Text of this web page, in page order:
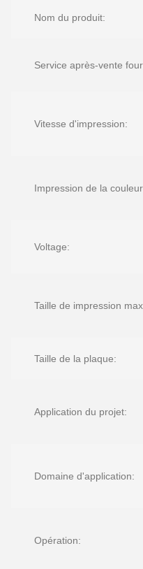
Nom du produit:
Service après-vente
Vitesse d'impression:
Impression de la
Voltage:
Taille de impression
Taille de la plaque:
Application du projet:
Domaine d'application:
Opération: